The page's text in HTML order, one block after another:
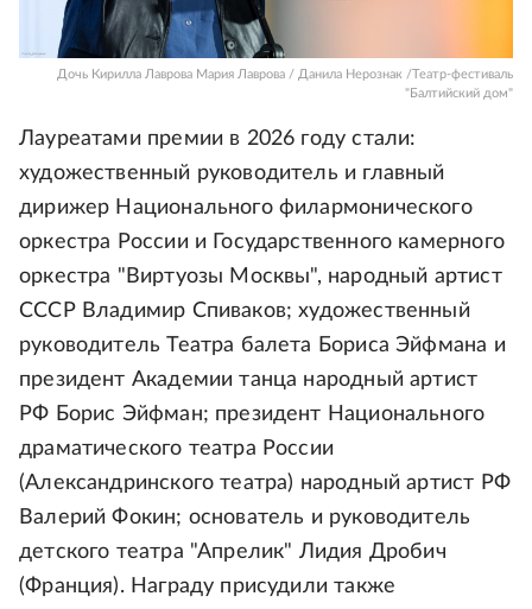
Дочь Кирилла Лаврова Мария Лаврова / Данила Нерознак /Театр-фестиваль
"Балтийский дом"
Лауреатами премии в 2026 году стали:
художественный руководитель и главный
дирижер Национального филармонического
оркестра России и Государственного камерного
оркестра "Виртуозы Москвы", народный артист
СССР Владимир Спиваков; художественный
руководитель Театра балета Бориса Эйфмана и
президент Академии танца народный артист
РФ Борис Эйфман; президент Национального
драматического театра России
(Александринского театра) народный артист РФ
Валерий Фокин; основатель и руководитель
детского театра "Апрелик" Лидия Дробич
(Франция). Награду присудили также